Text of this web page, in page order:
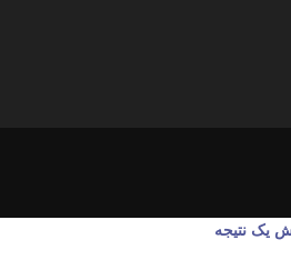
یک نتیجه